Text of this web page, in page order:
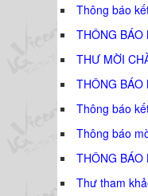
Thông báo
THÔNG BÁO
THƯ MỜI
THÔNG BÁO
Thông báo
Thông báo
THÔNG BÁO
Thư tham